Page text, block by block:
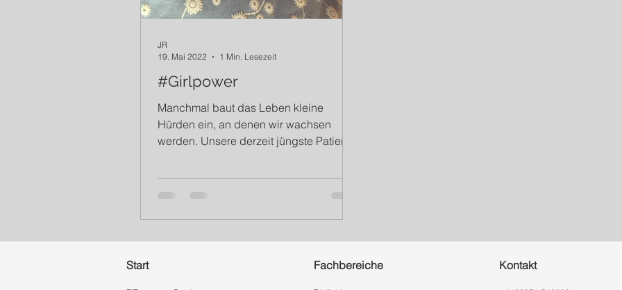
#Girlpower
Manchmal baut das Leben kleine
Hürden ein, an denen wir wachsen
werden. Unsere derzeit jüngste Patientin
JR
19. Mai 2022
1 Min. Lesezeit
Start Fachbereiche Kontakt